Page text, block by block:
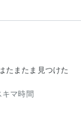
たまたま見つけた
キマ時間